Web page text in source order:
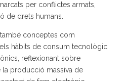
per conflictes armats,
de drets humans.
conceptes com
hàbits de consum tecnològic
reflexionant sobre
la producció massiva de